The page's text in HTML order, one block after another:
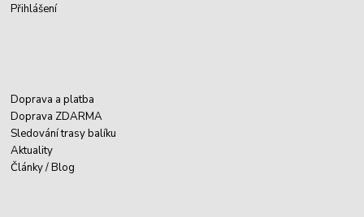
Přihlášení
Doprava a platba
Doprava ZDARMA
Sledování trasy balíku
Aktuality
Články / Blog